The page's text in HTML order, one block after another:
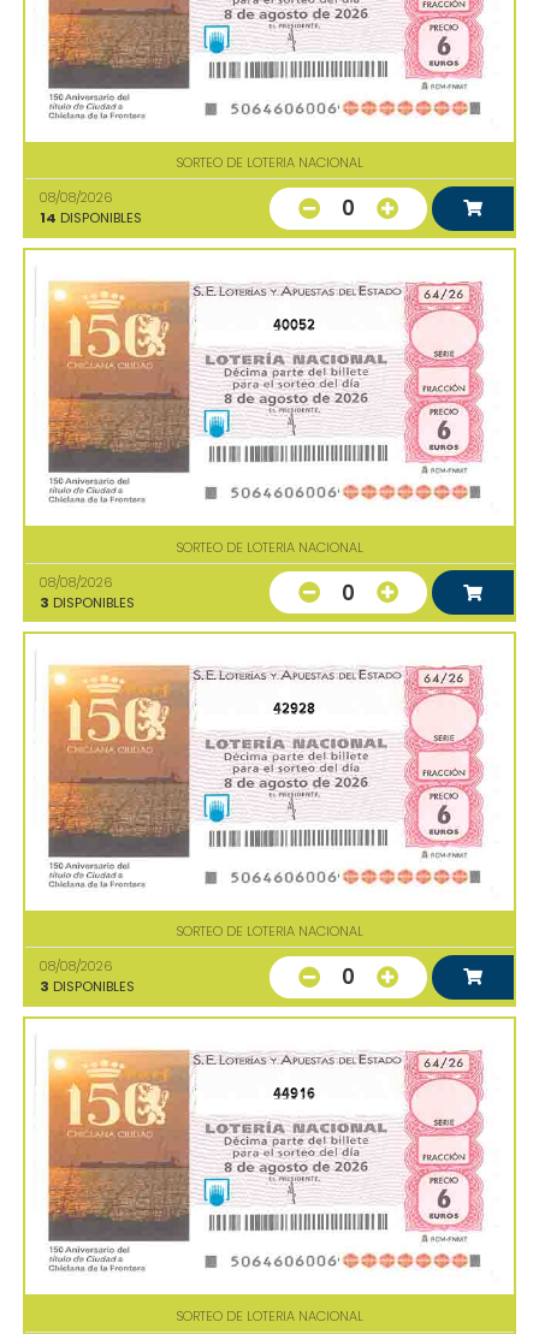
SORTEO DE LOTERIA NACIONAL
08/08/2026
14 DISPONIBLES 0
40052
SORTEO DE LOTERIA NACIONAL
08/08/2026
3 DISPONIBLES 0
42928
SORTEO DE LOTERIA NACIONAL
08/08/2026
3 DISPONIBLES 0
44916
SORTEO DE LOTERIA NACIONAL